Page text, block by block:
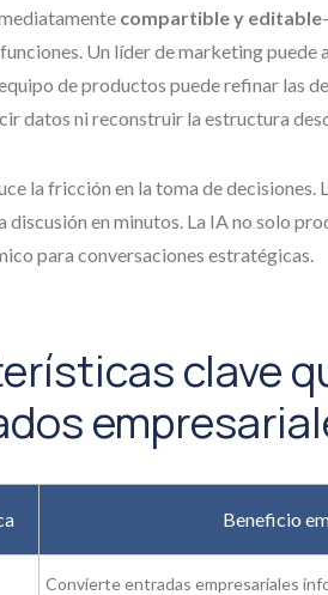
compartible y editable
Un líder de marketing puede
de productos puede refinar las
datos ni reconstruir la estructura
la fricción en la toma de decisiones.
discusión en minutos. La IA no solo
para conversaciones estratégicas.
clave
Beneficio
Convierte entradas empresariales